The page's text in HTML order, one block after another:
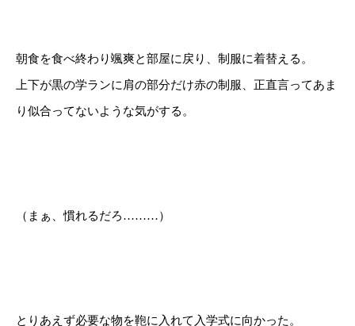
朝食を食べ終わり颯爽と部屋に戻り、制服に着替える。
上下が黒の学ランに肩の部分だけ赤の制服、正直言ってあま
り似合ってないような気がする。
（まぁ、慣れるだろ………）
とりあえず必要な物を鞄に入れて入学式に向かった。